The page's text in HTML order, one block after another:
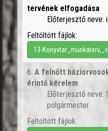
tervének elfogadása
Előterjesztő neve:
Feltöltött fájlok:
13-
6. A felnőtt
érintő kérelem
Előterjesztő neve:
polgármester
Feltöltött fájlok: